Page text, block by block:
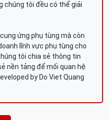
chúng tôi đều có thể giải
ứng phụ tùng mà còn
lĩnh vực phụ tùng cho
tôi chia sẻ thông tin
nền tảng để mối quan hệ
by Do Viet Quang